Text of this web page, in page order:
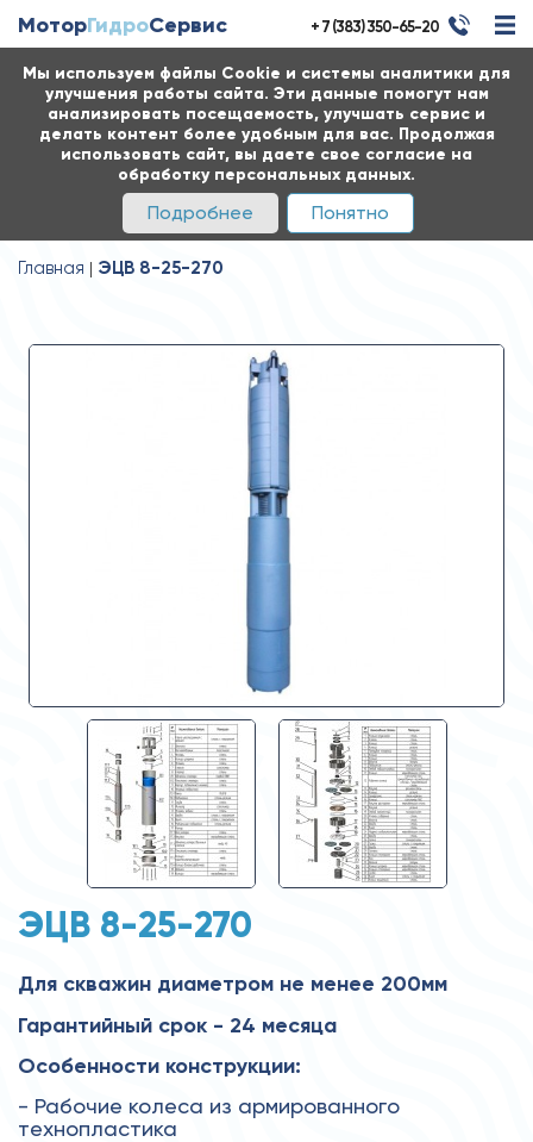
Мы используем файлы Cookie и системы аналитики для
улучшения работы сайта. Эти данные помогут нам
анализировать посещаемость, улучшать сервис и
делать контент более удобным для вас. Продолжая
использовать сайт, вы даете свое согласие на
обработку персональных данных.
Подробнее Понятно
МоторГидроСервис + 7 (383) 350-65-20
Главная ЭЦВ 8-25-270
ЭЦВ 8-25-270
Для скважин диаметром не менее 200мм
Гарантийный срок - 24 месяца
Особенности конструкции:
- Рабочие колеса из армированного
технопластика